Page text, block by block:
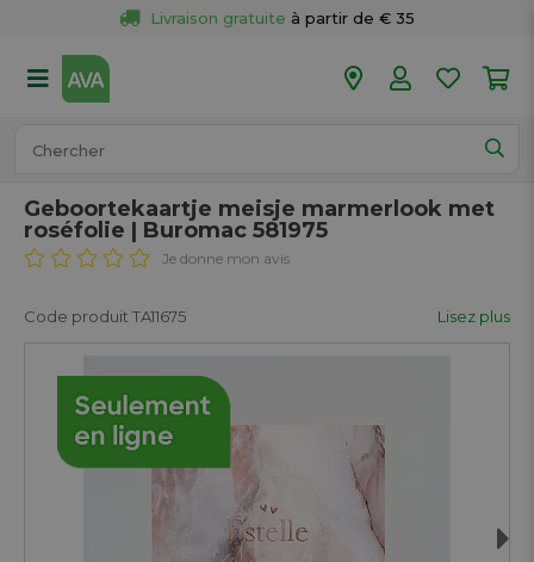
Livraison gratuite à partir de € 35
50 magasins
Geboortekaartje meisje marmerlook met
roséfolie | Buromac 581975
Je donne mon avis
Code produit TA11675 Lisez plus